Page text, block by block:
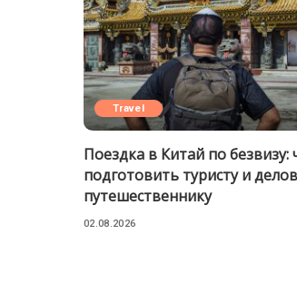
Travel
Поездка в Китай по безвизу:
подготовить туристу и
путешественнику
02.08.2026